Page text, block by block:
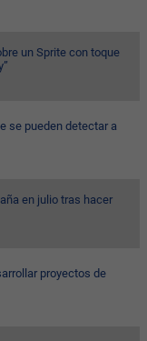
un Sprite con toque
se pueden detectar a
en julio tras hacer
proyectos de